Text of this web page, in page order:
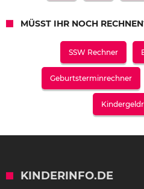
MÜSST IHR NOCH
SSW Rechner
Geburtsterminrechner
KINDERINFO.DE